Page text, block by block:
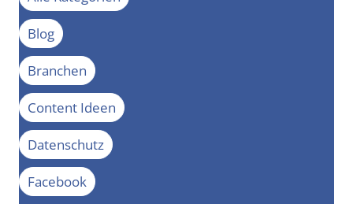
Blog
Branchen
Content Ideen
Datenschutz
Facebook